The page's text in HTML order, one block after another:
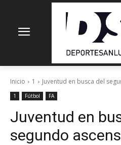
Inicio 1 Juventud en busca del
1 Fútbol FA
Juventud en
segundo